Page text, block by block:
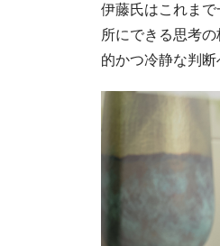
伊藤氏はこれま
所にできる思考
的かつ冷静な判